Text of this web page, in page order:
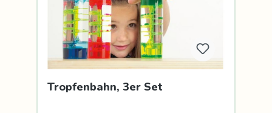
Tropfenbahn, 3er Set